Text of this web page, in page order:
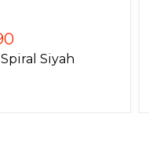
Spiral Siyah